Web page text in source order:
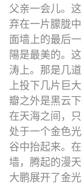
父亲一会儿。
弃在一片朦胧
面墙上的最后
陽是最美的。
涛上。那是几
上投下几片巨
瓣之外是黑云
在天海之间，
处于一个金色
谷中抬起来。
墙，腾起的漫
大鹏展开了金